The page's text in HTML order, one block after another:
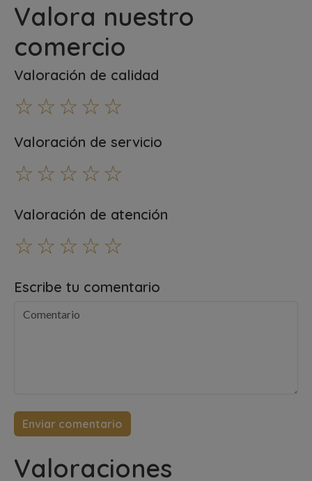
Valora nuestro
comercio
Valoración de calidad
☆ ☆ ☆ ☆ ☆
Valoración de servicio
☆ ☆ ☆ ☆ ☆
Valoración de atención
☆ ☆ ☆ ☆ ☆
Escribe tu comentario
Valoraciones